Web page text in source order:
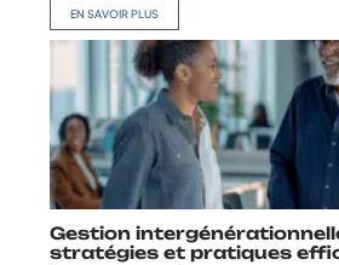
EN SAVOIR PLUS
Gestion
stratégies et pratiques